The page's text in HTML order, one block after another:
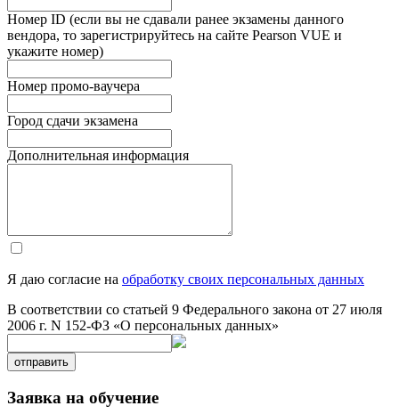
Номер ID (если вы не сдавали ранее экзамены данного
вендора, то зарегистрируйтесь на сайте Pearson VUE и
укажите номер)
Номер промо-ваучера
Город сдачи экзамена
Дополнительная информация
Я даю согласие на обработку своих персональных данных
В соответствии со статьей 9 Федерального закона от 27 июля
2006 г. N 152-ФЗ «О персональных данных»
отправить
Заявка на обучение